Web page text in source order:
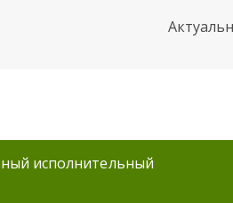
исполнительный